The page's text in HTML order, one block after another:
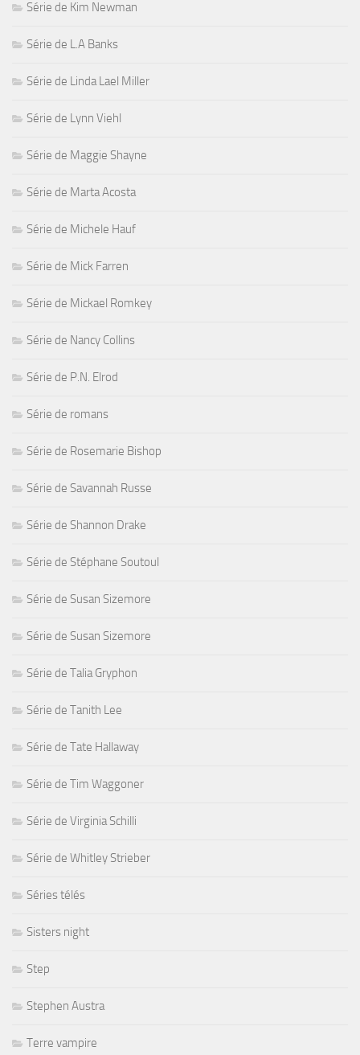
Série de Kim Newman
Série de L.A Banks
Série de Linda Lael Miller
Série de Lynn Viehl
Série de Maggie Shayne
Série de Marta Acosta
Série de Michele Hauf
Série de Mick Farren
Série de Mickael Romkey
Série de Nancy Collins
Série de P.N. Elrod
Série de romans
Série de Rosemarie Bishop
Série de Savannah Russe
Série de Shannon Drake
Série de Stéphane Soutoul
Série de Susan Sizemore
Série de Susan Sizemore
Série de Talia Gryphon
Série de Tanith Lee
Série de Tate Hallaway
Série de Tim Waggoner
Série de Virginia Schilli
Série de Whitley Strieber
Séries télés
Sisters night
Step
Stephen Austra
Terre vampire